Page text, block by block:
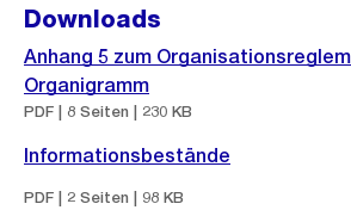
Downloads
Anhang 5 zum
Organigramm
PDF | 8 Seiten | 230 KB
Informationsbestände
PDF | 2 Seiten | 98 KB